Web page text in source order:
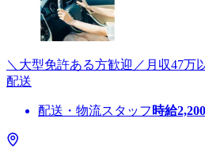
＼大型免許ある方歓迎／月収47万
配送
配送・物流スタッフ 時給2,200